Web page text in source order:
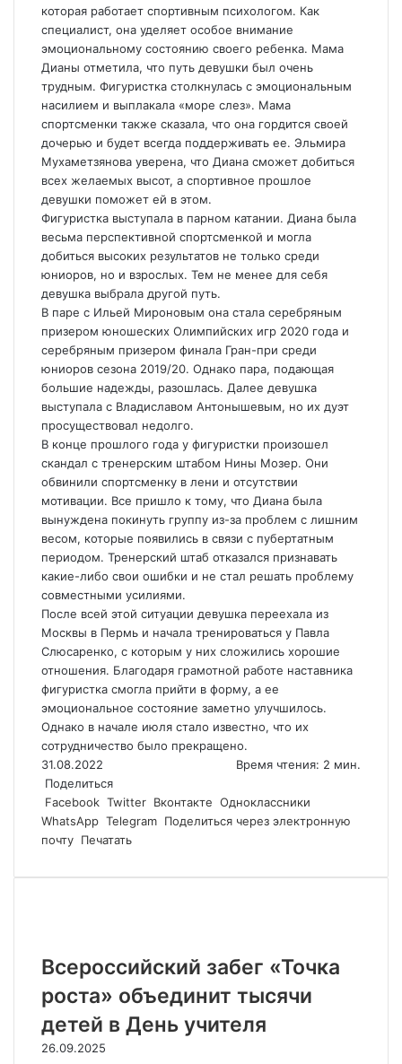
которая работает спортивным психологом. Как
специалист, она уделяет особое внимание
эмоциональному состоянию своего ребенка. Мама
Дианы отметила, что путь девушки был очень
трудным. Фигуристка столкнулась с эмоциональным
насилием и выплакала «море слез». Мама
спортсменки также сказала, что она гордится своей
дочерью и будет всегда поддерживать ее. Эльмира
Мухаметзянова уверена, что Диана сможет добиться
всех желаемых высот, а спортивное прошлое
девушки поможет ей в этом.
Фигуристка выступала в парном катании. Диана была
весьма перспективной спортсменкой и могла
добиться высоких результатов не только среди
юниоров, но и взрослых. Тем не менее для себя
девушка выбрала другой путь.
В паре с Ильей Мироновым она стала серебряным
призером юношеских Олимпийских игр 2020 года и
серебряным призером финала Гран-при среди
юниоров сезона 2019/20. Однако пара, подающая
большие надежды, разошлась. Далее девушка
выступала с Владиславом Антонышевым, но их дуэт
просуществовал недолго.
В конце прошлого года у фигуристки произошел
скандал с тренерским штабом Нины Мозер. Они
обвинили спортсменку в лени и отсутствии
мотивации. Все пришло к тому, что Диана была
вынуждена покинуть группу из-за проблем с лишним
весом, которые появились в связи с пубертатным
периодом. Тренерский штаб отказался признавать
какие-либо свои ошибки и не стал решать проблему
совместными усилиями.
После всей этой ситуации девушка переехала из
Москвы в Пермь и начала тренироваться у Павла
Слюсаренко, с которым у них сложились хорошие
отношения. Благодаря грамотной работе наставника
фигуристка смогла прийти в форму, а ее
эмоциональное состояние заметно улучшилось.
Однако в начале июля стало известно, что их
сотрудничество было прекращено.
31.08.2022
Время чтения: 2 мин.
Поделиться
Facebook Twitter Вконтакте Одноклассники
WhatsApp Telegram Поделиться через электронную
почту Печатать
Всероссийский забег «Точка
роста» объединит тысячи
детей в День учителя
26.09.2025